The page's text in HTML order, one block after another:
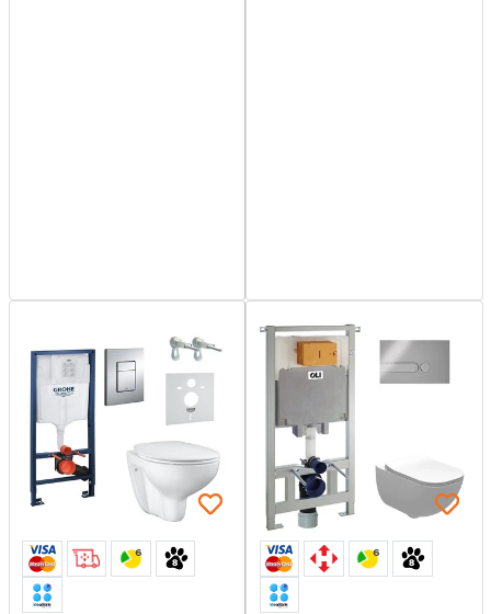
6 6